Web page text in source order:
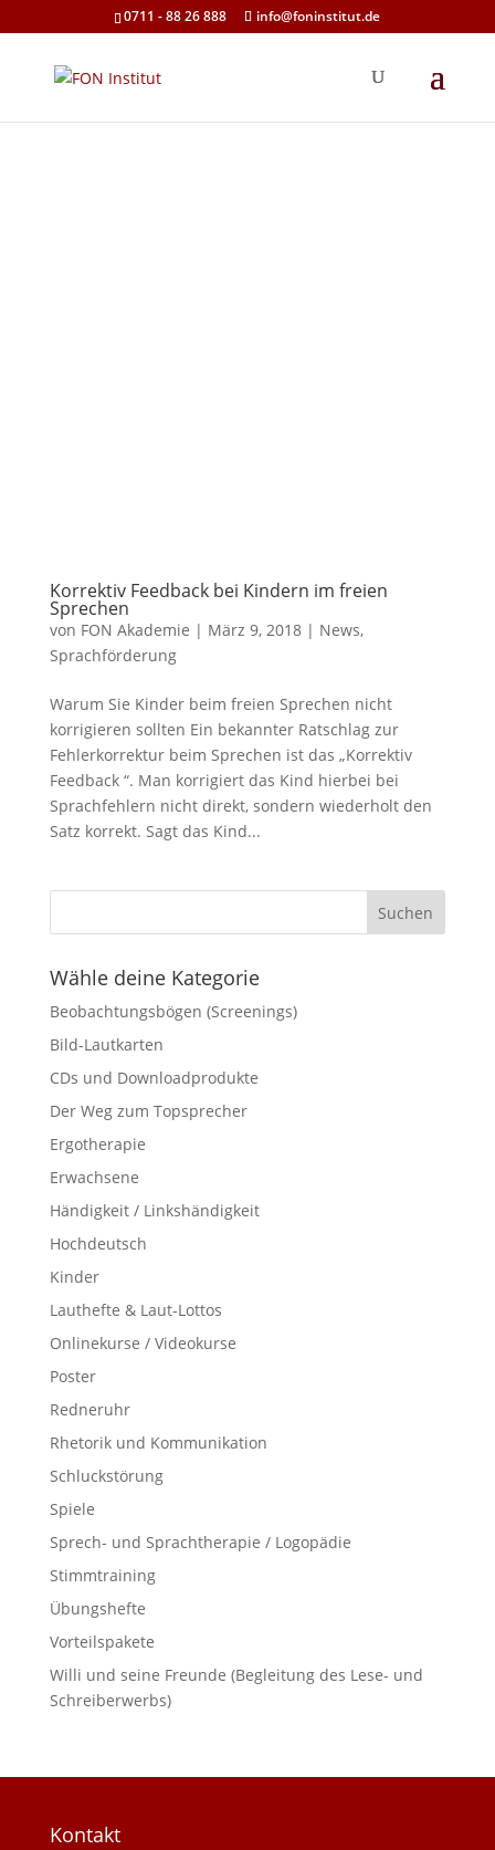
0711 - 88 26 888 info@foninstitut.de
Korrektiv Feedback bei Kindern im freien
Sprechen
von FON Akademie | März 9, 2018| News,
Sprachförderung
Warum Sie Kinder beim freien Sprechen nicht
korrigieren sollten Ein bekannter Ratschlag zur
Fehlerkorrektur beim Sprechen ist das „Korrektiv
Feedback “. Man korrigiert das Kind hierbei bei
Sprachfehlern nicht direkt, sondern wiederholt den
Satz korrekt. Sagt das Kind...
Wähle deine Kategorie
Beobachtungsbögen (Screenings)
Bild-Lautkarten
CDs und Downloadprodukte
Der Weg zum Topsprecher
Ergotherapie
Erwachsene
Händigkeit / Linkshändigkeit
Hochdeutsch
Kinder
Lauthefte & Laut-Lottos
Onlinekurse / Videokurse
Poster
Redneruhr
Rhetorik und Kommunikation
Schluckstörung
Spiele
Sprech- und Sprachtherapie / Logopädie
Stimmtraining
Übungshefte
Vorteilspakete
Willi und seine Freunde (Begleitung des Lese- und
Schreiberwerbs)
Kontakt